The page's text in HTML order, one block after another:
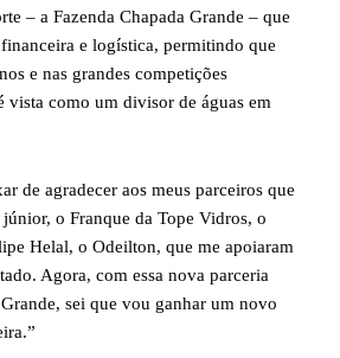
– a Fazenda Chapada Grande – que
e logística, permitindo que
e nas grandes competições
vista como um divisor de águas em
de agradecer aos meus parceiros que
o Franque da Tope Vidros, o
Helal, o Odeilton, que me apoiaram
Agora, com essa nova parceria
sei que vou ganhar um novo